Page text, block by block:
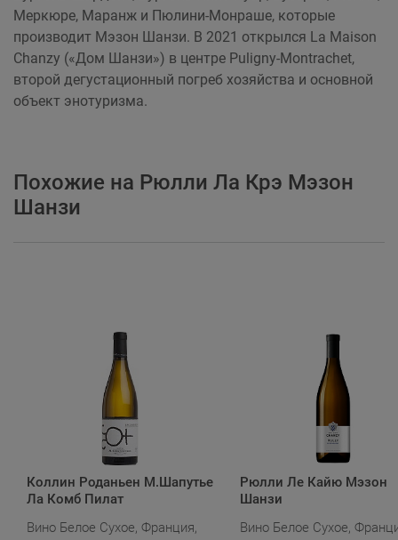
Меркюре, Маранж и Пюлини-Монраше, которые
производит Мэзон Шанзи. В 2021 открылся La Maison
Chanzy («Дом Шанзи») в центре Puligny-Montrachet,
второй дегустационный погреб хозяйства и основной
объект энотуризма.
Похожие на Рюлли Ла Крэ Мэзон
Шанзи
Коллин Роданьен М.Шапутье
Ла Комб Пилат
Вино Белое Сухое, Франция,
Рюлли Ле Кайю Мэзон
Шанзи
Вино Белое Сухое,